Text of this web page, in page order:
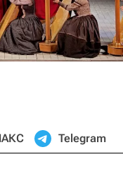
Telegram